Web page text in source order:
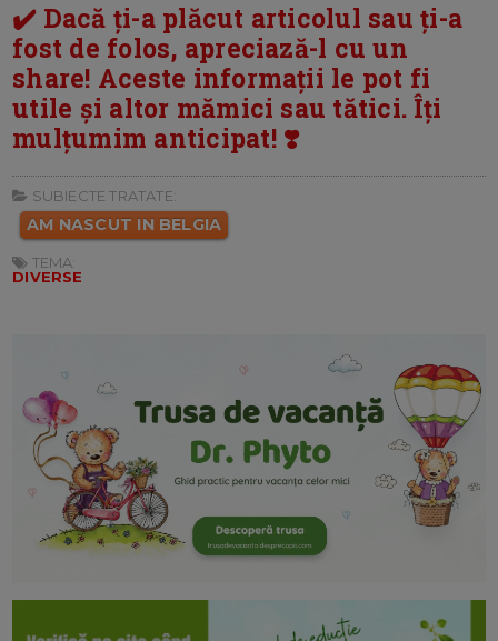
✔️ Dacă ți-a plăcut articolul sau ți-a
fost de folos, apreciază-l cu un
share! Aceste informații le pot fi
utile și altor mămici sau tătici. Îți
mulțumim anticipat! ❣️
SUBIECTE TRATATE:
AM NASCUT IN BELGIA
TEMA:
DIVERSE